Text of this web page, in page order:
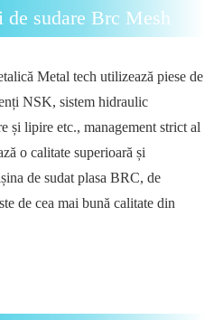
sudare Brc Mesh
Metal tech utilizează piese de
NSK, sistem hidraulic
și lipire etc., management strict al
o calitate superioară și
de sudat plasa BRC, de
de cea mai bună calitate din